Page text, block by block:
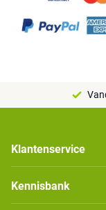
Klantenservice
Kennisbank